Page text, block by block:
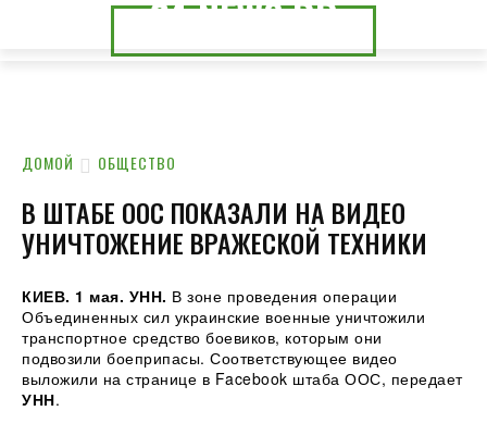
24.NEWS.CK
24.NEWS.DP
ДОМОЙ ОБЩЕСТВО
В ШТАБЕ ООС ПОКАЗАЛИ НА ВИДЕО
УНИЧТОЖЕНИЕ ВРАЖЕСКОЙ ТЕХНИКИ
КИЕВ. 1 мая. УНН. В зоне проведения операции
Объединенных сил украинские военные уничтожили
транспортное средство боевиков, которым они
подвозили боеприпасы. Соответствующее видео
выложили на странице в Facebook штаба ООС, передает
УНН.